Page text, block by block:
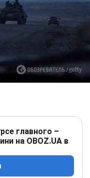
главного –
на OBOZ.UA в